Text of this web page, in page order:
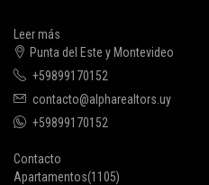
Leer más
Punta del Este y Montevideo
+59899170152
contacto@alpharealtors.uy
+59899170152
Contacto
Apartamentos(1105)